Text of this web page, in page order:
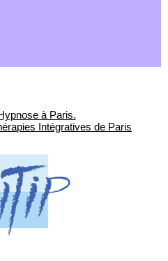
à Paris.
Intégratives de Paris